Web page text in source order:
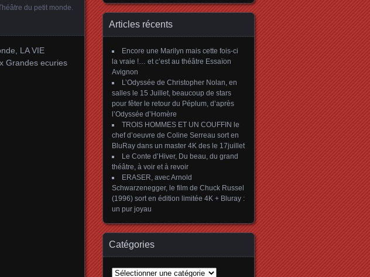
du petit monde
LA VIE
Grandes ecuries
Articles récents
Encore une Marilyn mais cette fois-ci
la vraie !… et c’est au théâtre Essaïon
Avignon
L’Odyssée de Christopher Nolan, en
salles le 15 Juillet, beaucoup de stars
pour fêter le retour du Péplum, d’après
l’Odyssée d’Homère
TROIS HOMMES ET UN COUFFIN le
chef d’oeuvre de Coline Serreau sort en
BluRay dans un master 4K des le 17juillet
Le Conte d’Hiver, Du beau, du grand
théâtre, à voir et à revoir
ERASER, avec Arnold
Schwarzenegger, le film de Chuck Russel
(1996) sort en édition limitée 4K + Bluray :
un pur joyau
Catégories
Catégories